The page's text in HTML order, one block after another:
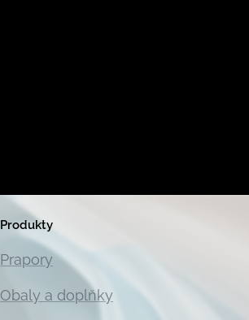
Produkty
Prapory
Obaly a doplňky